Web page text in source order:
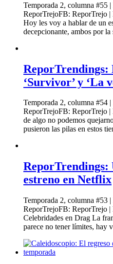
Temporada 2, columna #55
ReporTrejoFB: ReporTrejo
Hoy les voy a hablar de un
decepcionante, ambos por la
ReporTrendings:
‘Survivor’ y ‘La
Temporada 2, columna #54
ReporTrejoFB: ReporTrejo
de algo no podemos
pusieron las pilas en estos
ReporTrendings:
estreno en Netflix
Temporada 2, columna #53
ReporTrejoFB: ReporTrejo
Celebridades en Drag La
parece no tener límites, hay